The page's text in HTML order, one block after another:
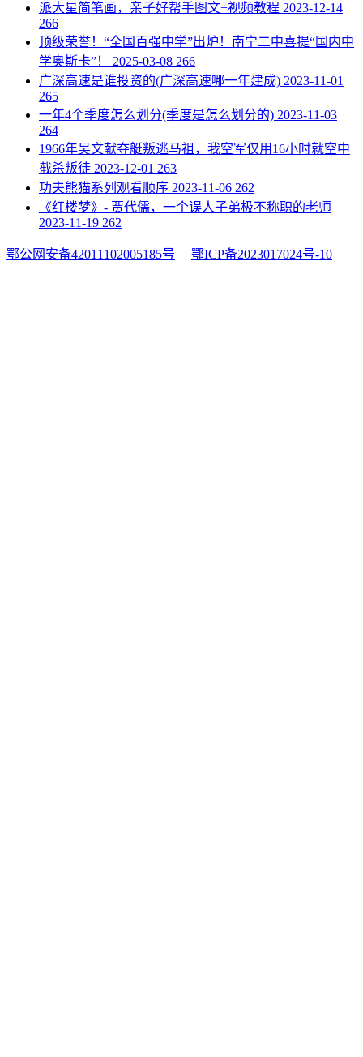
​派大星简笔画，亲子好帮手图文+视频教程 2023-12-14
266
​顶级荣誉！“全国百强中学”出炉！南宁二中喜提“国内中
学奥斯卡”！
2025-03-08 266
​广深高速是谁投资的(广深高速哪一年建成) 2023-11-01
265
​一年4个季度怎么划分(季度是怎么划分的) 2023-11-03
264
​1966年吴文献夺艇叛逃马祖，我空军仅用16小时就空中
截杀叛徒 2023-12-01 263
​功夫熊猫系列观看顺序 2023-11-06 262
​《红楼梦》- 贾代儒，一个误人子弟极不称职的老师
2023-11-19 262
鄂公网安备42011102005185号 鄂ICP备2023017024号-10